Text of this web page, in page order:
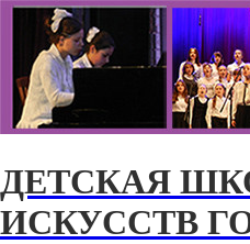
ДЕТСКАЯ
ИСКУССТВ